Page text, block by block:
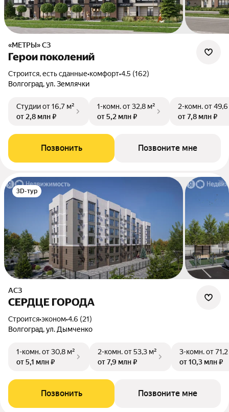
«МЕТРЫ» СЗ
Герои поколений
Строится, есть сданные•комфорт•4.5 (162)
Волгоград, ул. Землячки
Студииот 16,7 м²
от 2,8 млн ₽
1-комн.от 32,8 м²
от 5,2 млн ₽
2-комн.от
от 7,8 млн ₽
Позвонить Позвоните мне
3D-тур
АСЗ
СЕРДЦЕ ГОРОДА
Строится•эконом•4.6 (21)
Волгоград, ул. Дымченко
1-комн.от 30,8 м²
от 5,1 млн ₽
2-комн.от 53,3 м²
от 7,9 млн ₽
3-комн.от
от 10,3 млн ₽
Позвонить Позвоните мне